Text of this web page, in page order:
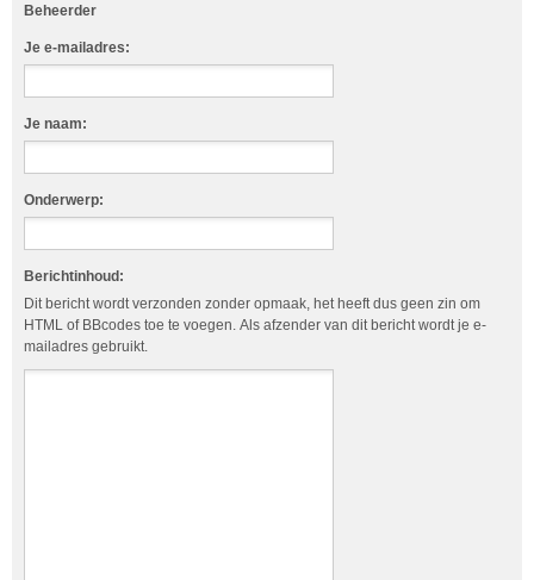
Beheerder
Je e-mailadres:
Je naam:
Onderwerp:
Berichtinhoud:
Dit bericht wordt verzonden zonder opmaak, het heeft dus geen zin om
HTML of BBcodes toe te voegen. Als afzender van dit bericht wordt je e-
mailadres gebruikt.